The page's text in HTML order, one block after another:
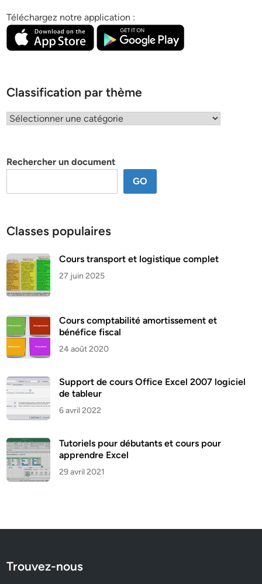
Téléchargez notre application :
Classification par thème
Classification
Rechercher un document
GO
Classes populaires
Cours transport et logistique complet
27 juin 2025
Cours comptabilité amortissement et
bénéfice fiscal
24 août 2020
Support de cours Office Excel 2007 logiciel
de tableur
6 avril 2022
Tutoriels pour débutants et cours pour
apprendre Excel
29 avril 2021
Trouvez-nous